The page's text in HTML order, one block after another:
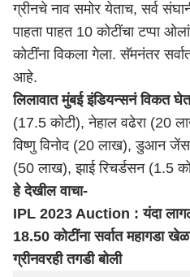
ग्रीनचे नाव समोर येताच, सर्व
पाहता पाहत 10 कोटींचा टप्पा
कोटींना विकला गेला. सॅमनंतर
आहे.
लिलावात मुंबई इंडियन्सनं विकत
(17.5 कोटी), नेहाल वढेरा (20
विष्णु विनोद (20 लाख), डुआन
(50 लाख), झाई रिचर्डसन (1.5
हे देखील वाचा-
IPL 2023 Auction : यंदा
18.50 कोटींना सर्वात महागडा
ग्रीनवरही तगडी बोली